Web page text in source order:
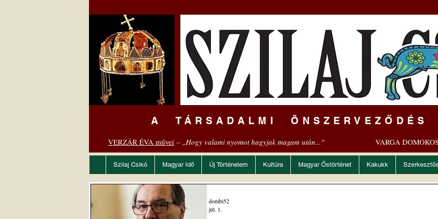
A TÁRSADALMI ÖNSZERVEZŐDÉS
VERZÁR ÉVA művei – „Hogy valami nyomot hagyjak magam után..." VARGA
Szilaj Csikó Magyar Idő Új Történelem Kultúra Magyar Őstörténet Kakukk
dombi52
júl. 1.